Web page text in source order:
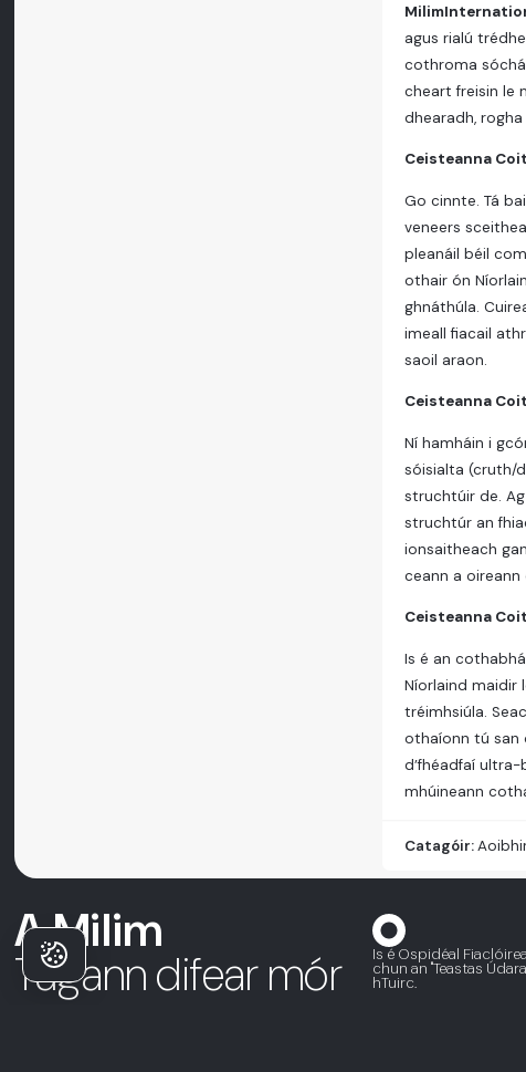
agus rialú
cothroma
cheart freisin le
dhearadh,
Ceisteanna
Go cinnte. Tá
veneers
pleanáil béil
othair ón
ghnáthúla.
imeall fiacail
saoil araon.
Ceisteanna
Ní hamháin i
sóisialta (cruth/
struchtúir de. Ag
struchtúr an
ionsaitheach
ceann a
Ceisteanna
Is é an
Níorlaind maidir
tréimhsiúla.
othaíonn tú san
d’fhéadfaí
mhúineann
Catagóir:
A Milim
Tugann difear mór Is é Ospidéal
chun an "Teastas
hTuirc.